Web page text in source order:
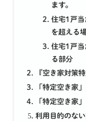
ます。
住宅1戸
を超える
住宅1戸当
る部分
『空き家対策
「特定空き家」
「特定空き家
利用目的のな